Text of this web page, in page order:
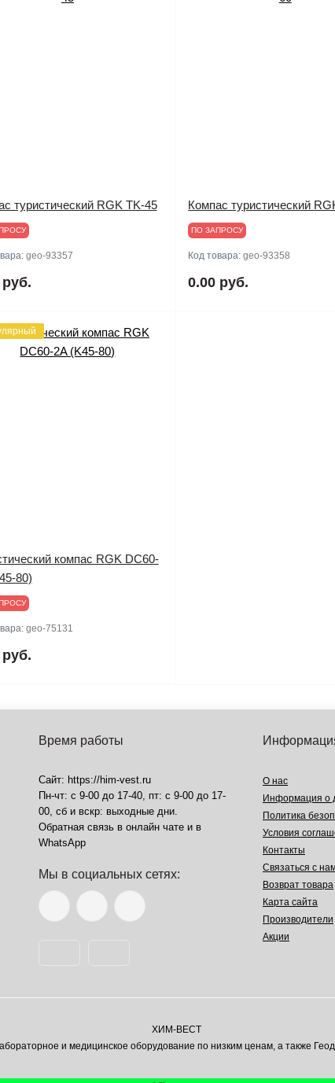
туристический RGK TK-45
geo-93357
Компас туристический
ПО ЗАПРОСУ
Код товара:geo-93358
0.00 руб.
компас RGK DC60-
80)
geo-75131
Время работы
Сайт: https://him-vest.ru
Пн-чт: с 9-00 до 17-40, пт: с 9-00 до 17-
00, сб и вскр: выходные дни.
Обратная связь в онлайн чате и в
WhatsApp
Мы в социальных сетях:
О нас
Информация о
Политика
Условия
Контакты
Связаться с
Возврат товара
Карта сайта
Производители
Акции
ХИМ-ВЕСТ
и медицинское оборудование по низким ценам, а также